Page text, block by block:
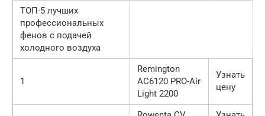
ТОП-5 лучших
профессиональных
фенов с подачей
холодного воздуха
1
Remington
AC6120 PRO-Air
Light 2200
Узнать
цену